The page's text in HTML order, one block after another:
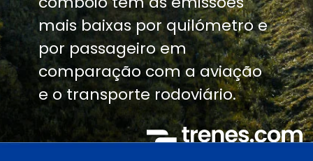
mais baixas por quilómetro e
por passageiro em
comparação com a aviação
e o transporte rodoviário.